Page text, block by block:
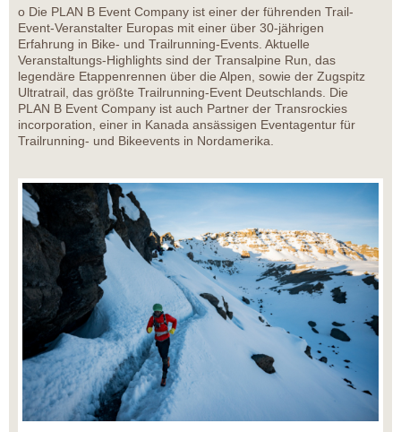
o Die PLAN B Event Company ist einer der führenden Trail-
Event-Veranstalter Europas mit einer über 30-jährigen
Erfahrung in Bike- und Trailrunning-Events. Aktuelle
Veranstaltungs-Highlights sind der Transalpine Run, das
legendäre Etappenrennen über die Alpen, sowie der Zugspitz
Ultratrail, das größte Trailrunning-Event Deutschlands. Die
PLAN B Event Company ist auch Partner der Transrockies
incorporation, einer in Kanada ansässigen Eventagentur für
Trailrunning- und Bikeevents in Nordamerika.